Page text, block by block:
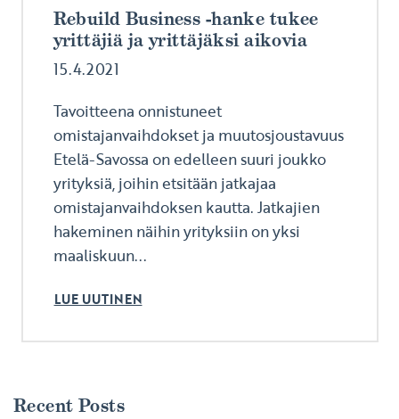
Rebuild Business -hanke tukee
yrittäjiä ja yrittäjäksi aikovia
15.4.2021
Tavoitteena onnistuneet
omistajanvaihdokset ja muutosjoustavuus
Etelä-Savossa on edelleen suuri joukko
yrityksiä, joihin etsitään jatkajaa
omistajanvaihdoksen kautta. Jatkajien
hakeminen näihin yrityksiin on yksi
maaliskuun...
LUE UUTINEN
Recent Posts